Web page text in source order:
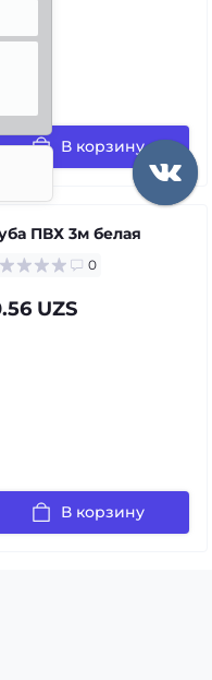
В корзину
ПВХ 3м белая
0
UZS
В корзину